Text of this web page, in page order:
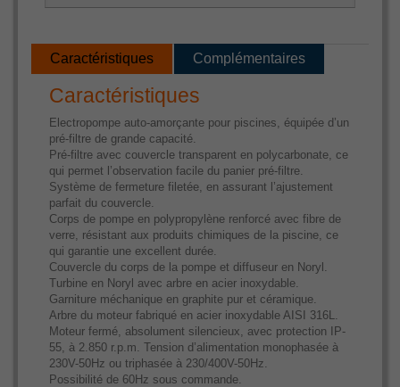
Caractéristiques Complémentaires
Caractéristiques
Electropompe auto-amorçante pour piscines, équipée d’un
pré-filtre de grande capacité.
Pré-filtre avec couvercle transparent en polycarbonate, ce
qui permet l’observation facile du panier pré-filtre.
Système de fermeture filetée, en assurant l’ajustement
parfait du couvercle.
Corps de pompe en polypropylène renforcé avec fibre de
verre, résistant aux produits chimiques de la piscine, ce
qui garantie une excellent durée.
Couvercle du corps de la pompe et diffuseur en Noryl.
Turbine en Noryl avec arbre en acier inoxydable.
Garniture méchanique en graphite pur et céramique.
Arbre du moteur fabriqué en acier inoxydable AISI 316L.
Moteur fermé, absolument silencieux, avec protection IP-
55, à 2.850 r.p.m. Tension d’alimentation monophasée à
230V-50Hz ou triphasée à 230/400V-50Hz.
Possibilité de 60Hz sous commande.